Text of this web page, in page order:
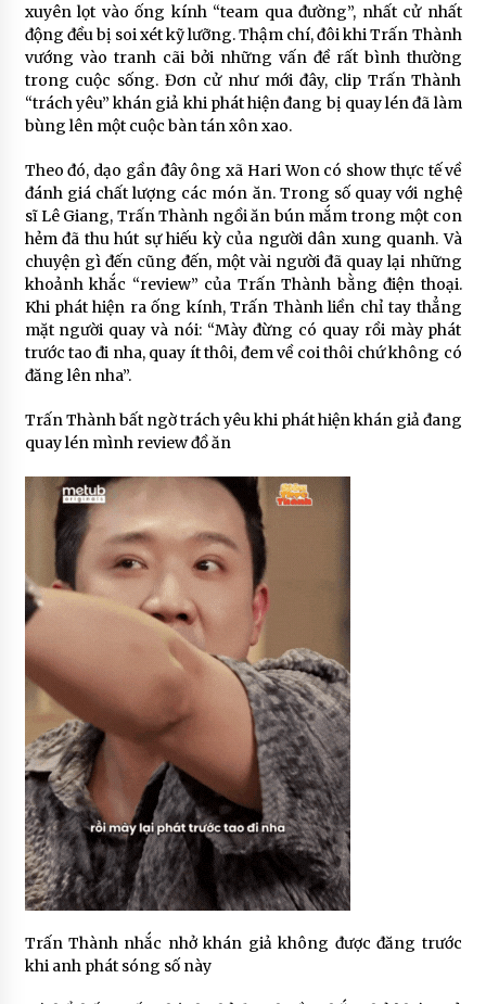
xuyên lọt vào ống kính “team qua đường”, nhất cử nhất
động đều bị soi xét kỹ lưỡng. Thậm chí, đôi khi Trấn Thành
vướng vào tranh cãi bởi những vấn đề rất bình thường
trong cuộc sống. Đơn cử như mới đây, clip Trấn Thành
“trách yêu” khán giả khi phát hiện đang bị quay lén đã làm
bùng lên một cuộc bàn tán xôn xao.
Theo đó, dạo gần đây ông xã Hari Won có show thực tế về
đánh giá chất lượng các món ăn. Trong số quay với nghệ
sĩ Lê Giang, Trấn Thành ngồi ăn bún mắm trong một con
hẻm đã thu hút sự hiếu kỳ của người dân xung quanh. Và
chuyện gì đến cũng đến, một vài người đã quay lại những
khoảnh khắc “review” của Trấn Thành bằng điện thoại.
Khi phát hiện ra ống kính, Trấn Thành liền chỉ tay thẳng
mặt người quay và nói: “Mày đừng có quay rồi mày phát
trước tao đi nha, quay ít thôi, đem về coi thôi chứ không có
đăng lên nha”.
Trấn Thành bất ngờ trách yêu khi phát hiện khán giả đang
quay lén mình review đồ ăn
Trấn Thành nhắc nhở khán giả không được đăng trước
khi anh phát sóng số này